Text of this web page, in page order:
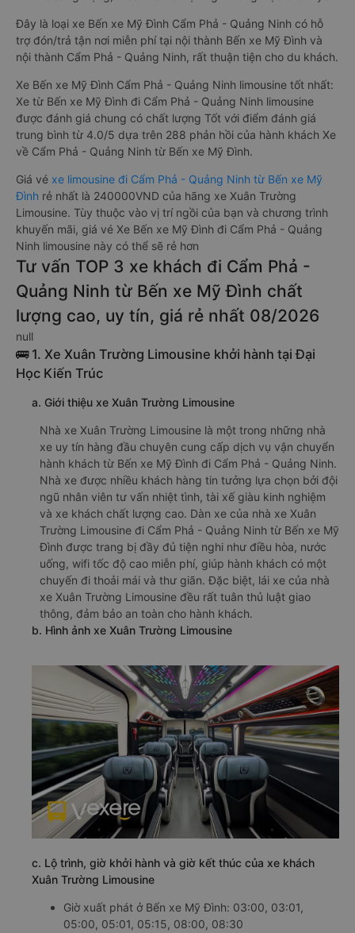
Đây là loại xe Bến xe Mỹ Đình Cẩm Phả - Quảng Ninh có hỗ
trợ đón/trả tận nơi miễn phí tại nội thành Bến xe Mỹ Đình và
nội thành Cẩm Phả - Quảng Ninh, rất thuận tiện cho du khách.
Xe Bến xe Mỹ Đình Cẩm Phả - Quảng Ninh limousine tốt nhất:
Xe từ Bến xe Mỹ Đình đi Cẩm Phả - Quảng Ninh limousine
được đánh giá chung có chất lượng Tốt với điểm đánh giá
trung bình từ 4.0/5 dựa trên 288 phản hồi của hành khách Xe
về Cẩm Phả - Quảng Ninh từ Bến xe Mỹ Đình.
Giá vé xe limousine đi Cẩm Phả - Quảng Ninh từ Bến xe Mỹ
Đình rẻ nhất là 240000VND của hãng xe Xuân Trường
Limousine. Tùy thuộc vào vị trí ngồi của bạn và chương trình
khuyến mãi, giá vé Xe Bến xe Mỹ Đình đi Cẩm Phả - Quảng
Ninh limousine này có thể sẽ rẻ hơn
Tư vấn TOP 3 xe khách đi Cẩm Phả -
Quảng Ninh từ Bến xe Mỹ Đình chất
lượng cao, uy tín, giá rẻ nhất 08/2026
null
🚌 1. Xe Xuân Trường Limousine khởi hành tại Đại
Học Kiến Trúc
a. Giới thiệu xe Xuân Trường Limousine
Nhà xe Xuân Trường Limousine là một trong những nhà
xe uy tín hàng đầu chuyên cung cấp dịch vụ vận chuyển
hành khách từ Bến xe Mỹ Đình đi Cẩm Phả - Quảng Ninh.
Nhà xe được nhiều khách hàng tin tưởng lựa chọn bởi đội
ngũ nhân viên tư vấn nhiệt tình, tài xế giàu kinh nghiệm
và xe khách chất lượng cao. Dàn xe của nhà xe Xuân
Trường Limousine đi Cẩm Phả - Quảng Ninh từ Bến xe Mỹ
Đình được trang bị đầy đủ tiện nghi như điều hòa, nước
uống, wifi tốc độ cao miễn phí, giúp hành khách có một
chuyến đi thoải mái và thư giãn. Đặc biệt, lái xe của nhà
xe Xuân Trường Limousine đều rất tuân thủ luật giao
thông, đảm bảo an toàn cho hành khách.
b. Hình ảnh xe Xuân Trường Limousine
c. Lộ trình, giờ khởi hành và giờ kết thúc của xe khách
Xuân Trường Limousine
Giờ xuất phát ở Bến xe Mỹ Đình: 03:00, 03:01,
05:00, 05:01, 05:15, 08:00, 08:30